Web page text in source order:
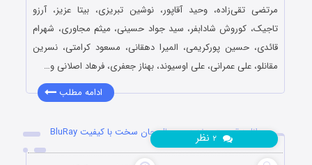
مرتضی تقی‌زاده، وحید آقاپور، نوشین تبریزی، بیتا عزیز، آرزو
تاجیک، کوروش شادابفر، سید جواد حسینی، میثم مجاوری، شهرام
قائدی، حسین پورکریمی، المیرا دهقانی، مسعود کرامتی، نسرین
مقانلو، علی عمرانی، علی اوسیوند، بهناز جعفری، فرهاد اصلانی و…
ادامه مطلب
دانلود قسمت هفدهم سریال جان سخت با کیفیت BluRay
۲ نظر